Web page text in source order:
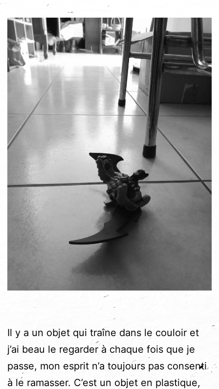
Il y a un objet qui traîne dans le couloir et
j’ai beau le regarder à chaque fois que je
passe, mon esprit n’a toujours pas consenti
à le ramasser. C’est un objet en plastique,